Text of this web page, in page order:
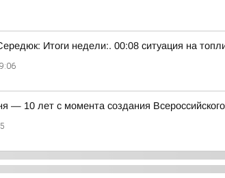
Итоги недели:. 00:08 ситуация на
— 10 лет с момента создания